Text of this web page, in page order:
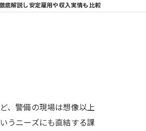
底解説し安定雇用や収入実情も比較
、警備の現場は想像以上
うニーズにも直結する課